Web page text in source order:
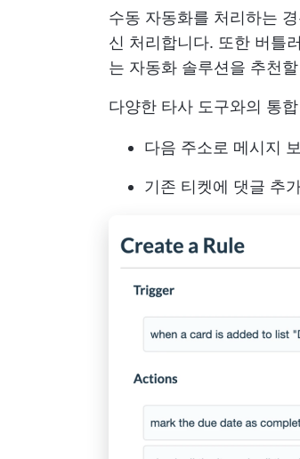
수동 자동화를 처리하는
신 처리합니다. 또한 버틀
는 자동화 솔루션을 추천
다양한 타사 도구와의 통
다음 주소로 메시지
기존 티켓에 댓글 추